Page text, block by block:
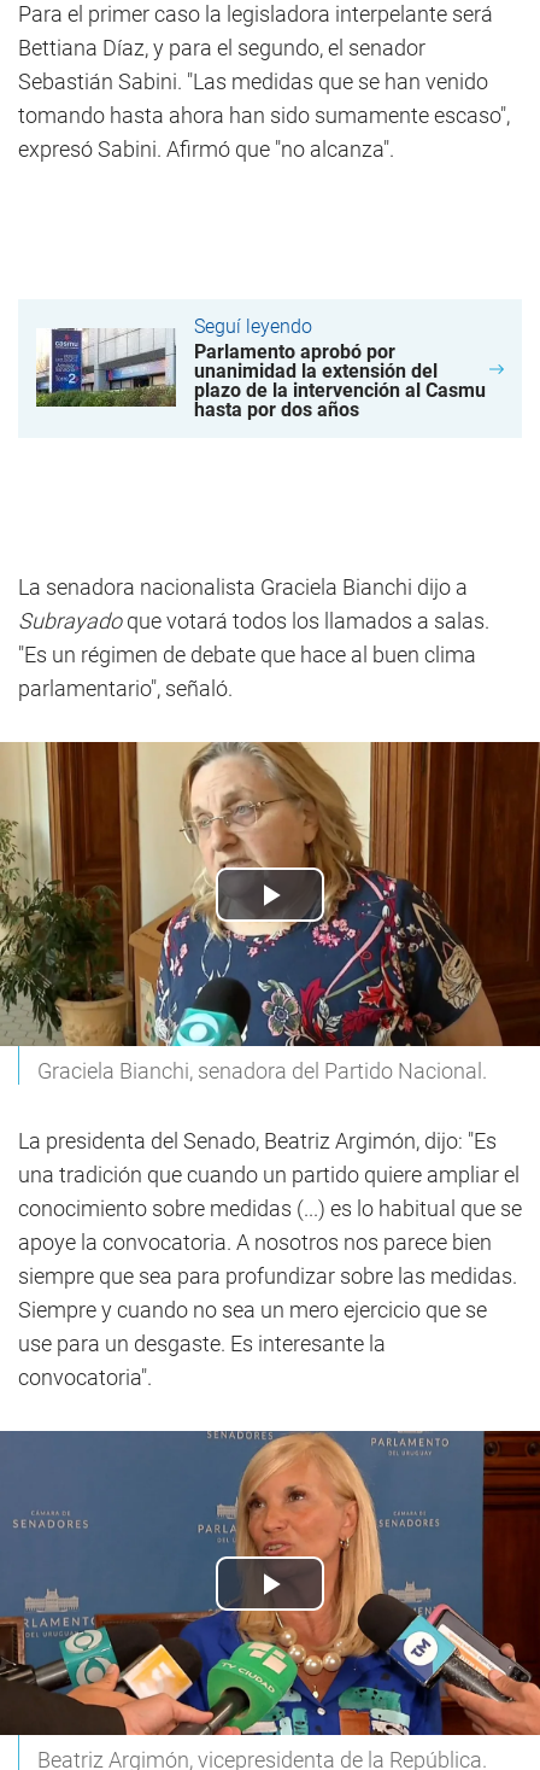
Para el primer caso la legisladora interpelante será
Bettiana Díaz, y para el segundo, el senador
Sebastián Sabini. "Las medidas que se han venido
tomando hasta ahora han sido sumamente escaso",
expresó Sabini. Afirmó que "no alcanza".
Seguí leyendo
Parlamento aprobó por
unanimidad la extensión del
plazo de la intervención al Casmu
hasta por dos años
La senadora nacionalista Graciela Bianchi dijo a
Subrayadoque votará todos los llamados a salas.
"Es un régimen de debate que hace al buen clima
parlamentario", señaló.
Graciela Bianchi, senadora del Partido Nacional.
La presidenta del Senado, Beatriz Argimón, dijo: "Es
una tradición que cuando un partido quiere ampliar el
conocimiento sobre medidas (...) es lo habitual que se
apoye la convocatoria. A nosotros nos parece bien
siempre que sea para profundizar sobre las medidas.
Siempre y cuando no sea un mero ejercicio que se
use para un desgaste. Es interesante la
convocatoria".
Beatriz Argimón, vicepresidenta de la República.